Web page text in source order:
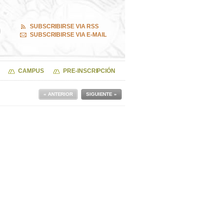
SUBSCRIBIRSE VIA RSS
SUBSCRIBIRSE VIA E-MAIL
CAMPUS PRE-INSCRIPCIÓN
SIGUIENTE »
« ANTERIOR